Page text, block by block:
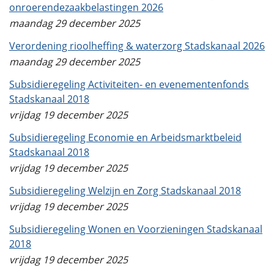
onroerendezaakbelastingen 2026
maandag 29 december 2025
Verordening rioolheffing & waterzorg Stadskanaal 2026
maandag 29 december 2025
Subsidieregeling Activiteiten- en evenementenfonds
Stadskanaal 2018
vrijdag 19 december 2025
Subsidieregeling Economie en Arbeidsmarktbeleid
Stadskanaal 2018
vrijdag 19 december 2025
Subsidieregeling Welzijn en Zorg Stadskanaal 2018
vrijdag 19 december 2025
Subsidieregeling Wonen en Voorzieningen Stadskanaal
2018
vrijdag 19 december 2025